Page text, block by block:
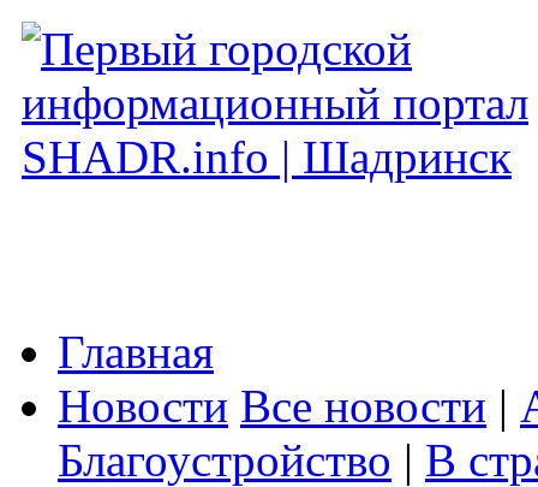
Главная
Новости Все новости |
Благоустройство | В